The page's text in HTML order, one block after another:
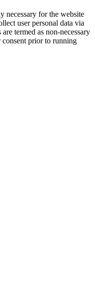
necessary for the website
user personal data via
termed as non-necessary
consent prior to running